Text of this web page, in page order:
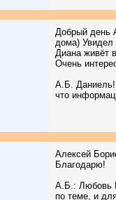
Добрый день
дома) Увидел
Диана живёт
Очень
А.Б. Даниель!
что
Алексей
Благодарю!
А.Б.: Любовь
по теме, и